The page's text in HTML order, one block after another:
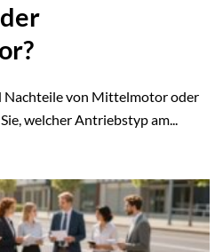
Nachteile von Mittelmotor oder
welcher Antriebstyp am...